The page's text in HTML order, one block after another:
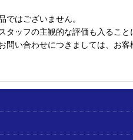
ではございません。
タッフの主観的な評価も入るこ
問い合わせにつきましては、お